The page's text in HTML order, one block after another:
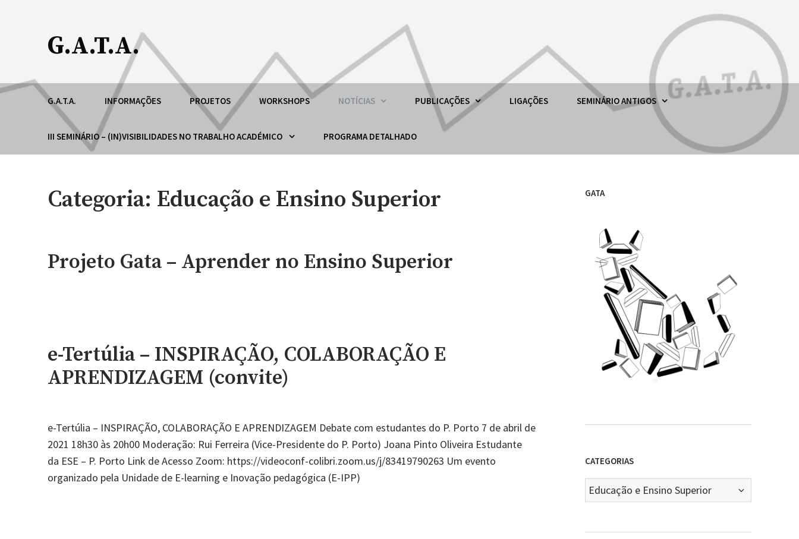
G.A.T.A.
Grupo de Apoio ao Trabalho Académico (ESE-IPP)
G.A.T.A. INFORMAÇÕES PROJETOS WORKSHOPS NOTÍCIAS PUBLICAÇÕES LIGAÇÕES SEMINÁRIO ANTIGOS
III SEMINÁRIO – (IN)VISIBILIDADES NO TRABALHO ACADÉMICO PROGRAMA DETALHADO
Categoria: Educação e Ensino Superior
Projeto Gata – Aprender no Ensino Superior
e-Tertúlia – INSPIRAÇÃO, COLABORAÇÃO E
APRENDIZAGEM (convite)
e-Tertúlia – INSPIRAÇÃO, COLABORAÇÃO E APRENDIZAGEM Debate com estudantes do P. Porto 7 de abril de
2021 18h30 às 20h00 Moderação: Rui Ferreira (Vice-Presidente do P. Porto) Joana Pinto Oliveira Estudante
da ESE – P. Porto Link de Acesso Zoom: https://videoconf-colibri.zoom.us/j/83419790263 Um evento
organizado pela Unidade de E-learning e Inovação pedagógica (E-IPP)
GATA
CATEGORIAS
Categorias